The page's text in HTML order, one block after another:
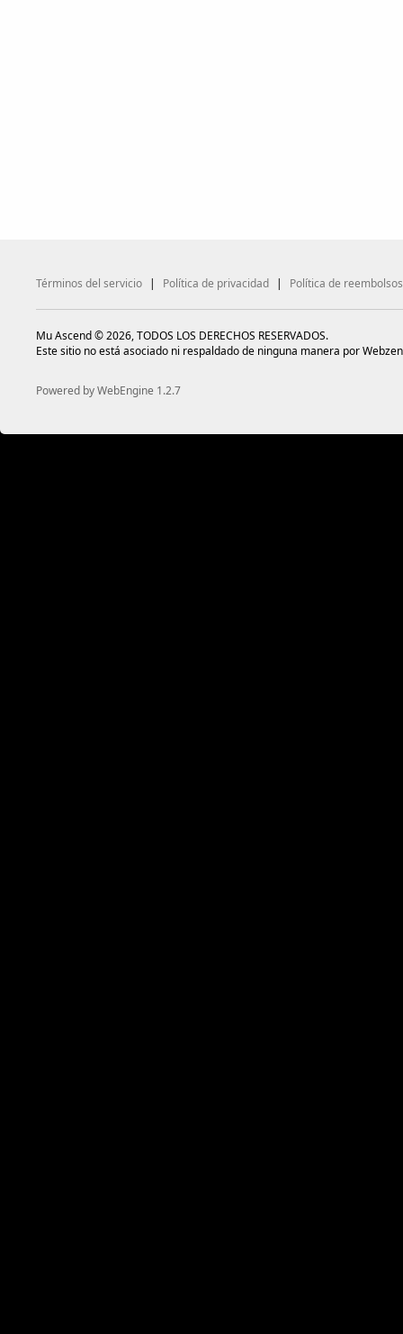
Términos del servicio | Política de privacidad | Política de reembolsos
Mu Ascend © 2026, TODOS LOS DERECHOS RESERVADOS.
Este sitio no está asociado ni respaldado de ninguna manera por
Powered by WebEngine 1.2.7